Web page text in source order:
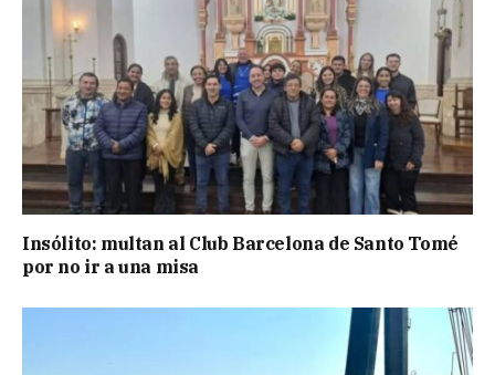
Insólito: multan al Club Barcelona de Santo Tomé
por no ir a una misa